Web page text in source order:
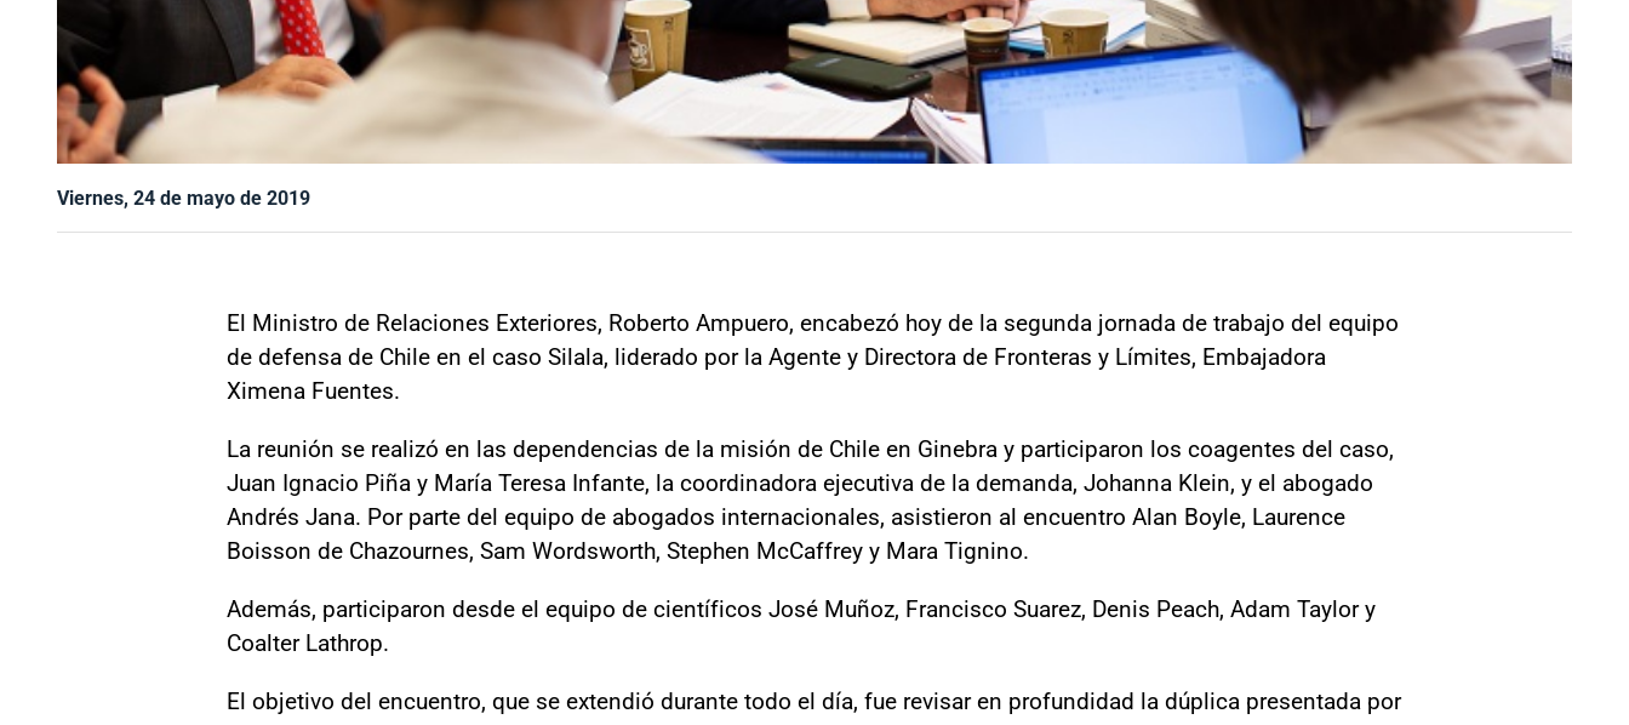
Viernes, 24 de mayo de 2019
El Ministro de Relaciones Exteriores, Roberto Ampuero, encabezó hoy de la segunda jornada de trabajo del equipo
de defensa de Chile en el caso Silala, liderado por la Agente y Directora de Fronteras y Límites, Embajadora
Ximena Fuentes.
La reunión se realizó en las dependencias de la misión de Chile en Ginebra y participaron los coagentes del caso,
Juan Ignacio Piña y María Teresa Infante, la coordinadora ejecutiva de la demanda, Johanna Klein, y el abogado
Andrés Jana. Por parte del equipo de abogados internacionales, asistieron al encuentro Alan Boyle, Laurence
Boisson de Chazournes, Sam Wordsworth, Stephen McCaffrey y Mara Tignino.
Además, participaron desde el equipo de científicos José Muñoz, Francisco Suarez, Denis Peach, Adam Taylor y
Coalter Lathrop.
El objetivo del encuentro, que se extendió durante todo el día, fue revisar en profundidad la dúplica presentada por